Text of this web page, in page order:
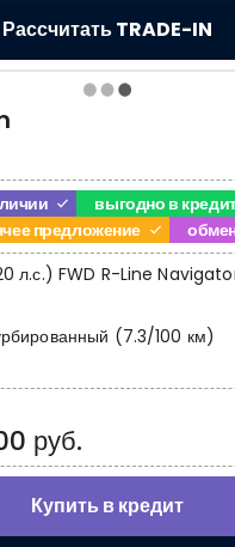
Рассчитать TRADE-IN
выгодно в
предложение
л.с.) FWD R-Line
(7.3/100 км)
руб.
Купить в кредит